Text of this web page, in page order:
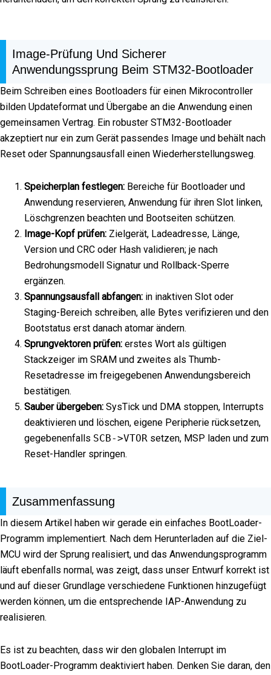
Image-Prüfung Und Sicherer
Anwendungssprung Beim STM32-Bootloader
Beim Schreiben eines Bootloaders für einen Mikrocontroller
bilden Updateformat und Übergabe an die Anwendung einen
gemeinsamen Vertrag. Ein robuster STM32-Bootloader
akzeptiert nur ein zum Gerät passendes Image und behält nach
Reset oder Spannungsausfall einen Wiederherstellungsweg.
Speicherplan festlegen: Bereiche für Bootloader und
Anwendung reservieren, Anwendung für ihren Slot linken,
Löschgrenzen beachten und Bootseiten schützen.
Image-Kopf prüfen: Zielgerät, Ladeadresse, Länge,
Version und CRC oder Hash validieren; je nach
Bedrohungsmodell Signatur und Rollback-Sperre
ergänzen.
Spannungsausfall abfangen: in inaktiven Slot oder
Staging-Bereich schreiben, alle Bytes verifizieren und den
Bootstatus erst danach atomar ändern.
Sprungvektoren prüfen: erstes Wort als gültigen
Stackzeiger im SRAM und zweites als Thumb-
Resetadresse im freigegebenen Anwendungsbereich
bestätigen.
Sauber übergeben: SysTick und DMA stoppen, Interrupts
deaktivieren und löschen, eigene Peripherie rücksetzen,
gegebenenfalls SCB->VTOR setzen, MSP laden und zum
Reset-Handler springen.
Zusammenfassung
In diesem Artikel haben wir gerade ein einfaches BootLoader-
Programm implementiert. Nach dem Herunterladen auf die Ziel-
MCU wird der Sprung realisiert, und das Anwendungsprogramm
läuft ebenfalls normal, was zeigt, dass unser Entwurf korrekt ist
und auf dieser Grundlage verschiedene Funktionen hinzugefügt
werden können, um die entsprechende IAP-Anwendung zu
realisieren.
Es ist zu beachten, dass wir den globalen Interrupt im
BootLoader-Programm deaktiviert haben. Denken Sie daran, den